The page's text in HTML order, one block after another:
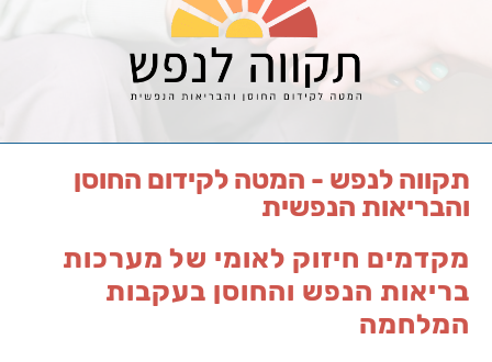
תקווה לנפש - המטה לקידום החוסן
והבריאות הנפשית
מקדמים חיזוק לאומי של מערכות
בריאות הנפש והחוסן בעקבות
המלחמה